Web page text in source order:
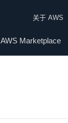
关于 AWS
AWS Marketplace